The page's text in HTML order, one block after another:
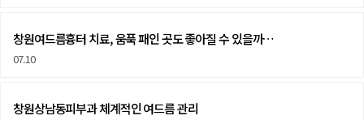
창원여드름흉터 치료, 움푹 패인 곳도 좋아질 수 있을까…
07.10
창원상남동피부과 체계적인 여드름 관리